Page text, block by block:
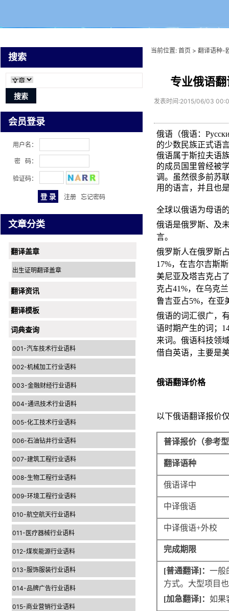
搜索
会员登录
用户名：
密 码：
验证码：
注册 忘记密码
文章分类
翻译盖章
出生证明翻译盖章
翻译资讯
翻译模板
词典查询
001-汽车技术行业语料
002-机械加工行业语料
003-金融财经行业语料
004-通讯技术行业语料
005-化工技术行业语料
006-石油钻井行业语料
007-建筑工程行业语料
008-生物工程行业语料
009-环境工程行业语料
010-航空航天行业语料
011-医疗器械行业语料
012-煤炭能源行业语料
013-服饰服装行业语料
014-品牌广告行业语料
015-商业营销行业语料
当前位置: 首页 > 翻译语种-
专业俄语
发表时间:2015/06/03
俄语（俄语：
的少数民族正式语
俄语属于斯拉夫语
的成员国里曾经被
调。虽然很多前苏
用的语言，并且也
全球以俄语为母语
俄语是俄罗斯、及
言。
俄罗斯人在俄罗斯
17%，在吉尔吉斯
美尼亚及塔吉克占
克占41%，在乌克
鲁吉亚占5%，在亚
俄语的词汇很广，
语时期产生的词；
来词。俄语科技领
借自英语，主要是
俄语翻译价格
以下俄语翻译报价
普译报价（参考
翻译语种
俄语译中
中译俄语
中译俄语+外校
完成期限
[普通翻译]： 一般
方式。大型项目
[加急翻译]： 如果